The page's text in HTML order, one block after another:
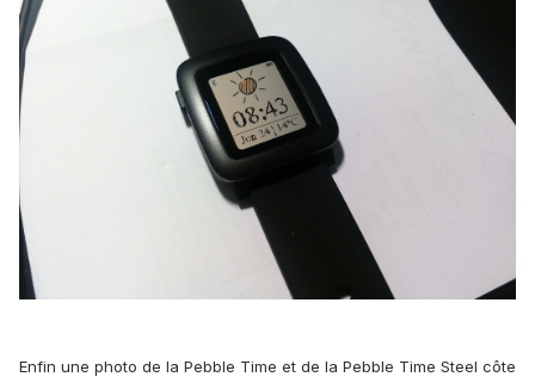
Enfin une photo de la Pebble Time et de la Pebble Time Steel côte